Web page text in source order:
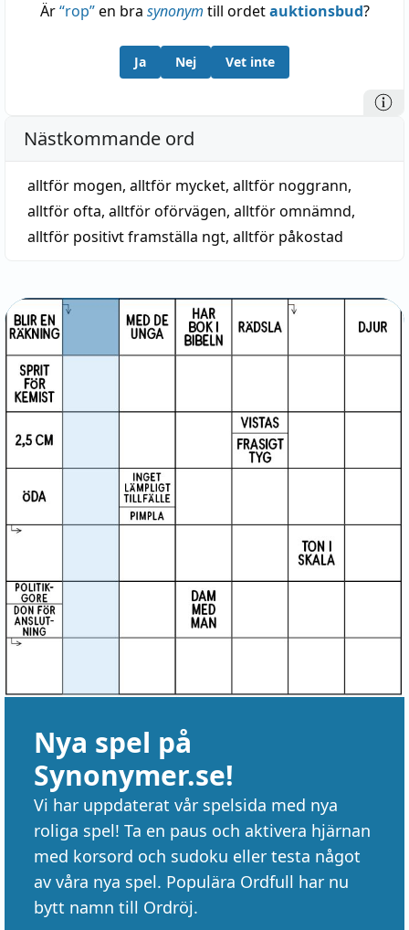
Är“rop”en bra synonym till ordetauktionsbud?
Ja Nej Vet inte
Nästkommande ord
alltför mogen, alltför mycket, alltför noggrann,
alltför ofta, alltför oförvägen, alltför omnämnd,
alltför positivt framställa ngt, alltför påkostad
Nya spel på
Synonymer.se!
Vi har uppdaterat vår spelsida med nya
roliga spel! Ta en paus och aktivera hjärnan
med korsord och sudoku eller testa något
av våra nya spel. Populära Ordfull har nu
bytt namn till Ordröj.